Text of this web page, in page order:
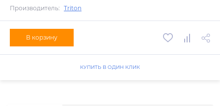
Производитель: Triton
В корзину
КУПИТЬ В ОДИН КЛИК